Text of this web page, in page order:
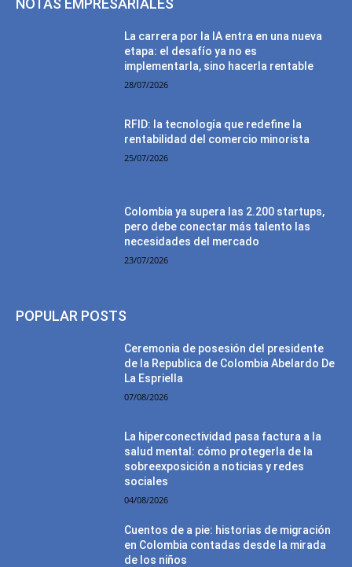
NOTAS EMPRESARIALES
La carrera por la IA entra en una nueva
etapa: el desafío ya no es
implementarla, sino hacerla rentable
28/07/2026
RFID: la tecnología que redefine la
rentabilidad del comercio minorista
25/07/2026
Colombia ya supera las 2.200 startups,
pero debe conectar más talento las
necesidades del mercado
23/07/2026
POPULAR POSTS
Ceremonia de posesión del presidente
de la Republica de Colombia Abelardo De
La Espriella
07/08/2026
La hiperconectividad pasa factura a la
salud mental: cómo protegerla de la
sobreexposición a noticias y redes
sociales
04/08/2026
Cuentos de a pie: historias de migración
en Colombia contadas desde la mirada
de los niños